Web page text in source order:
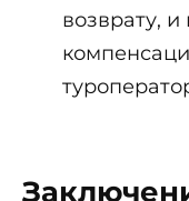
возврату,